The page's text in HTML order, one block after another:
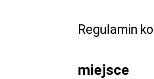
Regulamin
miejsce